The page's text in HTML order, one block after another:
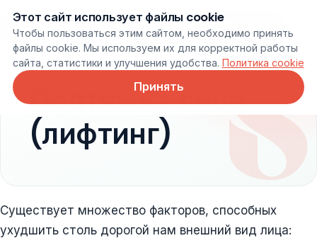
Онлайн запись
Подтяжка лица
(лифтинг)
Существует множество факторов, способных
ухудшить столь дорогой нам внешний вид лица:
Этот сайт использует файлы cookie
Чтобы пользоваться этим сайтом, необходимо принять
файлы cookie. Мы используем их для корректной работы
сайта, статистики и улучшения удобства. Политика cookie
Принять